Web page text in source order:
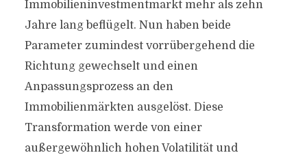
Immobilieninvestmentmarkt mehr als zehn
Jahre lang beflügelt. Nun haben beide
Parameter zumindest vorrübergehend die
Richtung gewechselt und einen
Anpassungsprozess an den
Immobilienmärkten ausgelöst. Diese
Transformation werde von einer
außergewöhnlich hohen Volatilität und